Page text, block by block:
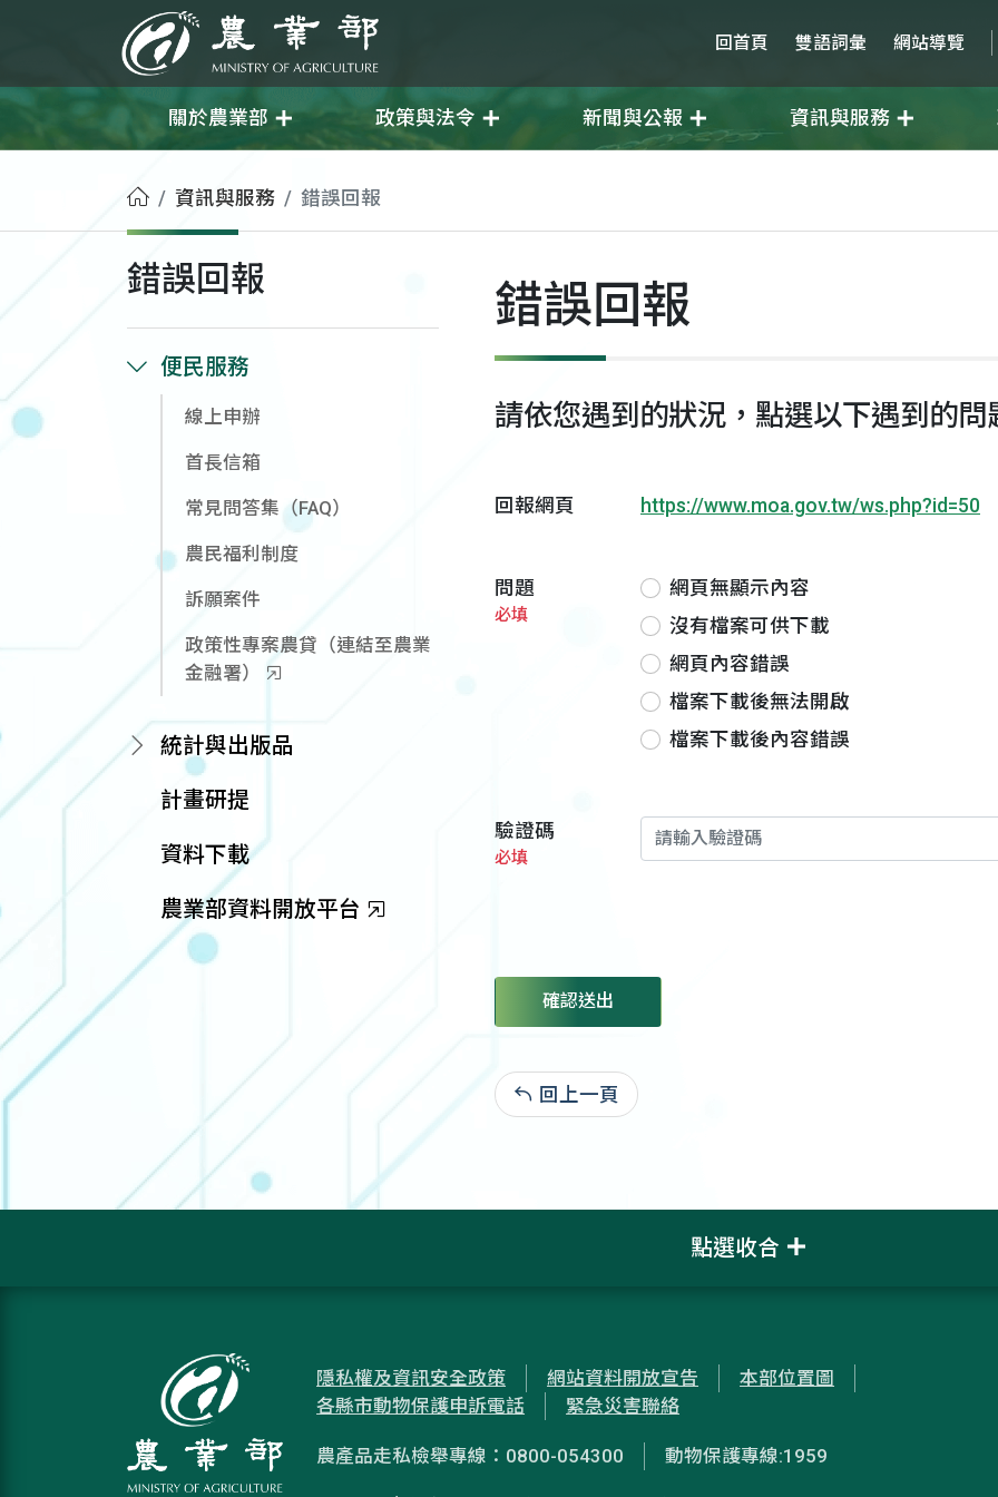
農業部 回首頁 雙語詞彙 網站導覽
關於農業部 政策與法令 新聞與公報 資訊與服務
首頁資訊與服務 錯誤回報
錯誤回報
便民服務
線上申辦
首長信箱
常見問答集（FAQ）
農民福利制度
訴願案件
政策性專案農貸（連結至農業
金融署）
統計與出版品
計畫研提
資料下載
農業部資料開放平台
錯誤回報
請依您遇到的狀況，點選以下遇到的問
回報網頁 https://www.moa.gov.tw/ws.php?id=50
問題
必填
網頁無顯示內容
沒有檔案可供下載
網頁內容錯誤
檔案下載後無法開啟
檔案下載後內容錯誤
驗證碼
必填
確認送出
回上一頁
點選收合
隱私權及資訊安全政策 網站資料開放宣告
本部位置圖
各縣市動物保護申訴電話
緊急災害聯絡
農產品走私檢舉專線：0800-054300 動物保護專線:1959